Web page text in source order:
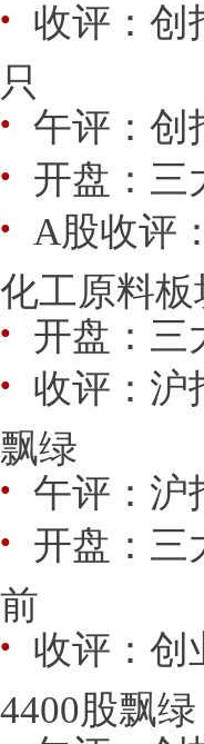
● 收评：创
只
● 午评：创
● 开盘：三
● A股收评
化工原料
● 开盘：三
● 收评：沪
飘绿
● 午评：沪
● 开盘：三
前
● 收评：创
4400股飘绿